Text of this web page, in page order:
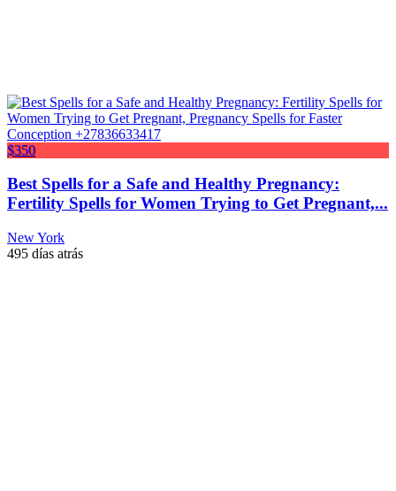
$350
Best Spells for a Safe and Healthy Pregnancy:
Fertility Spells for Women Trying to Get Pregnant,...
New York
495 días atrás